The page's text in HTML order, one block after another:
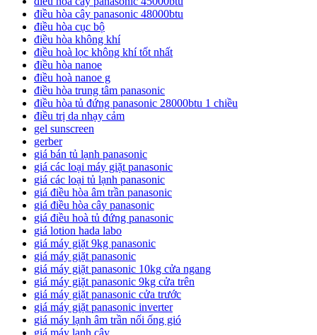
điều hòa cây panasonic 48000btu
điều hòa cục bộ
điều hòa không khí
điều hoà lọc không khí tốt nhất
điều hòa nanoe
điều hoà nanoe g
điều hòa trung tâm panasonic
điều hòa tủ đứng panasonic 28000btu 1 chiều
điều trị da nhạy cảm
gel sunscreen
gerber
giá bán tủ lạnh panasonic
giá các loại máy giặt panasonic
giá các loại tủ lạnh panasonic
giá điều hòa âm trần panasonic
giá điều hòa cây panasonic
giá điều hoà tủ đứng panasonic
giá lotion hada labo
giá máy giặt 9kg panasonic
giá máy giặt panasonic
giá máy giặt panasonic 10kg cửa ngang
giá máy giặt panasonic 9kg cửa trên
giá máy giặt panasonic cửa trước
giá máy giặt panasonic inverter
giá máy lạnh âm trần nối ống gió
giá máy lạnh cây